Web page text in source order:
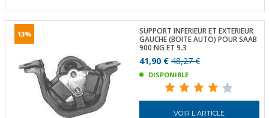
13%
SUPPORT INFERIEUR ET EXTERIEUR
GAUCHE (BOITE AUTO) POUR SAAB
900 NG ET 9.3
41,90 €48,27 €
DISPONIBLE
VOIR L ARTICLE